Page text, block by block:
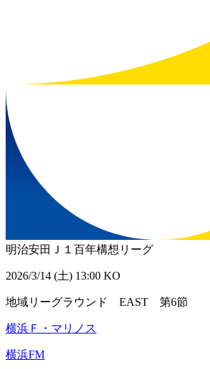
明治安田Ｊ１百年構想リーグ
2026/3/14 (土) 13:00 KO
地域リーグラウンド EAST 第6節
横浜Ｆ・マリノス
横浜FM